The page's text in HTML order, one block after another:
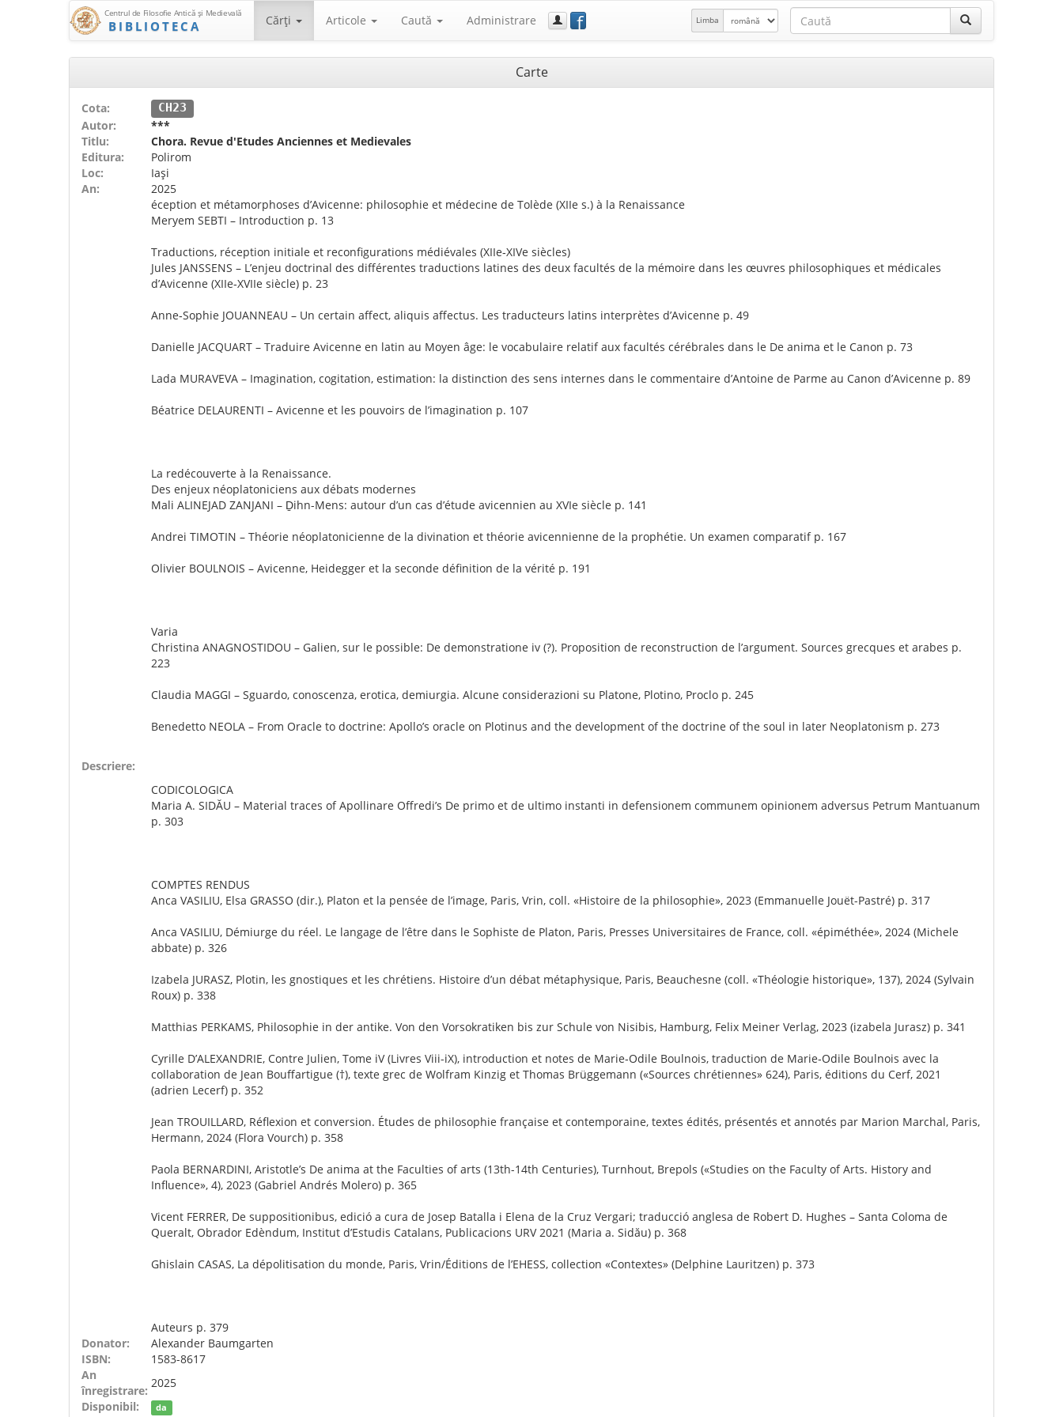
Centrul de Filosofie Antică şi Medievală
BIBLIOTECA Cărţi Articole Caută Administrare f Limba
Carte
Cota: CH23
Autor:
***
Titlu:
Chora. Revue d'Etudes Anciennes et Medievales
Editura:
Polirom
Loc:
Iași
An:
2025
Descriere:
éception et métamorphoses d’Avicenne: philosophie et médecine de Tolède (XIIe s.) à la Renaissance
Meryem SEBTI – Introduction p. 13
Traductions, réception initiale et reconfigurations médiévales (XIIe‑XIVe siècles)
Jules JANSSENS – L’enjeu doctrinal des différentes traductions latines des deux facultés de la mémoire dans les œuvres philosophiques et médicales
d’Avicenne (XIIe‑XVIIe siècle) p. 23
Anne‑Sophie JOUANNEAU – Un certain affect, aliquis affectus. Les traducteurs latins interprètes d’Avicenne p. 49
Danielle JACQUART – Traduire Avicenne en latin au Moyen âge: le vocabulaire relatif aux facultés cérébrales dans le De anima et le Canon p. 73
Lada MURAVEVA – Imagination, cogitation, estimation: la distinction des sens internes dans le commentaire d’Antoine de Parme au Canon d’Avicenne p. 89
Béatrice DELAURENTI – Avicenne et les pouvoirs de l’imagination p. 107
La redécouverte à la Renaissance.
Des enjeux néoplatoniciens aux débats modernes
Mali ALINEJAD ZANJANI – Ḏihn-Mens: autour d’un cas d’étude avicennien au XVIe siècle p. 141
Andrei TIMOTIN – Théorie néoplatonicienne de la divination et théorie avicennienne de la prophétie. Un examen comparatif p. 167
Olivier BOULNOIS – Avicenne, Heidegger et la seconde définition de la vérité p. 191
Varia
Christina ANAGNOSTIDOU – Galien, sur le possible: De demonstratione iv (?). Proposition de reconstruction de l’argument. Sources grecques et arabes p.
223
Claudia MAGGI – Sguardo, conoscenza, erotica, demiurgia. Alcune considerazioni su Platone, Plotino, Proclo p. 245
Benedetto NEOLA – From Oracle to doctrine: Apollo’s oracle on Plotinus and the development of the doctrine of the soul in later Neoplatonism p. 273
CODICOLOGICA
Maria A. SIDĂU – Material traces of Apollinare Offredi’s De primo et de ultimo instanti in defensionem communem opinionem adversus Petrum Mantuanum
p. 303
COMPTES RENDUS
Anca VASILIU, Elsa GRASSO (dir.), Platon et la pensée de l’image, Paris, Vrin, coll. «Histoire de la philosophie», 2023 (Emmanuelle Jouët-Pastré) p. 317
Anca VASILIU, Démiurge du réel. Le langage de l’être dans le Sophiste de Platon, Paris, Presses Universitaires de France, coll. «épiméthée», 2024 (Michele
abbate) p. 326
Izabela JURASZ, Plotin, les gnostiques et les chrétiens. Histoire d’un débat métaphysique, Paris, Beauchesne (coll. «Théologie historique», 137), 2024 (Sylvain
Roux) p. 338
Matthias PERKAMS, Philosophie in der antike. Von den Vorsokratiken bis zur Schule von Nisibis, Hamburg, Felix Meiner Verlag, 2023 (izabela Jurasz) p. 341
Cyrille D’ALEXANDRIE, Contre Julien, Tome iV (Livres Viii-iX), introduction et notes de Marie‑Odile Boulnois, traduction de Marie‑Odile Boulnois avec la
collaboration de Jean Bouffartigue (†), texte grec de Wolfram Kinzig et Thomas Brüggemann («Sources chrétiennes» 624), Paris, éditions du Cerf, 2021
(adrien Lecerf) p. 352
Jean TROUILLARD, Réflexion et conversion. Études de philosophie française et contemporaine, textes édités, présentés et annotés par Marion Marchal, Paris,
Hermann, 2024 (Flora Vourch) p. 358
Paola BERNARDINI, Aristotle’s De anima at the Faculties of arts (13th-14th Centuries), Turnhout, Brepols («Studies on the Faculty of Arts. History and
Influence», 4), 2023 (Gabriel Andrés Molero) p. 365
Vicent FERRER, De suppositionibus, edició a cura de Josep Batalla i Elena de la Cruz Vergari; traducció anglesa de Robert D. Hughes – Santa Coloma de
Queralt, Obrador Edèndum, Institut d’Estudis Catalans, Publicacions URV 2021 (Maria a. Sidău) p. 368
Ghislain CASAS, La dépolitisation du monde, Paris, Vrin/Éditions de l’EHESS, collection «Contextes» (Delphine Lauritzen) p. 373
Auteurs p. 379
Donator:
Alexander Baumgarten
ISBN:
1583-8617
An
înregistrare:
2025
Disponibil:
da